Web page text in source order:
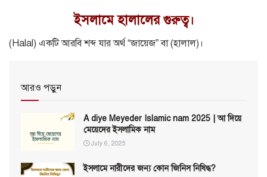
ইসলামে হালালের গুরুত্ব।
(Halal) একটি আরবি শব্দ যার অর্থ “জায়েজ” বা (হালাল)।
আরও পড়ুন
A diye Meyeder Islamic nam 2025 | আ দিয়ে
মেয়েদের ইসলামিক নাম
July 6, 2025
ইসলামে নারীদের জন্য কোন জিনিস নিষিদ্ধ?